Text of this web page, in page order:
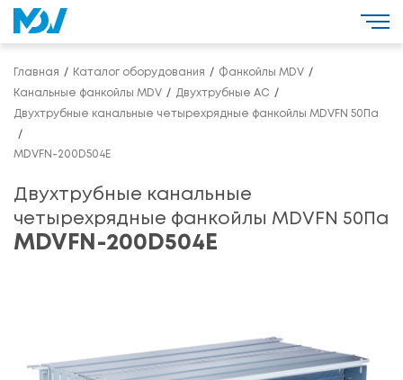
Главная Каталог оборудования Фанкойлы MDV
Канальные фанкойлы MDV Двухтрубные AC
Двухтрубные канальные четырехрядные фанкойлы MDVFN 50Па
MDVFN-200D504E
Двухтрубные канальные
четырехрядные фанкойлы MDVFN 50Па
MDVFN-200D504E